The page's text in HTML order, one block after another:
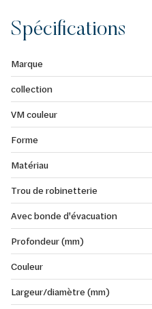
Spécifications
Marque
collection
VM couleur
Forme
Matériau
Trou de robinetterie
Avec bonde d'évacuation
Profondeur (mm)
Couleur
Largeur/diamètre (mm)